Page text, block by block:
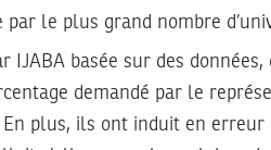
le plus grand nombre
IJABA basée sur des
demandé par le
En plus, ils ont induit en